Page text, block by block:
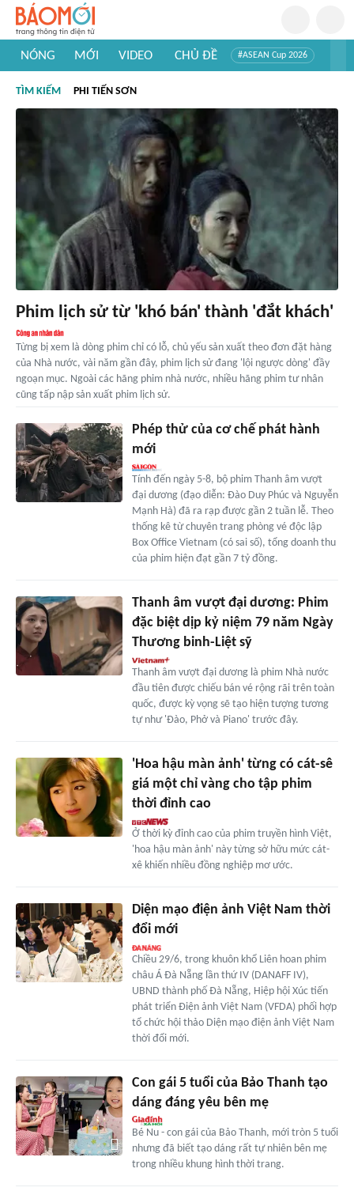
NÓNG MỚI VIDEO CHỦ ĐỀ #ASEAN Cup 2026
#Khám phá thế giới
TÌM KIẾM PHI TIẾN SƠN
Phim lịch sử từ 'khó bán' thành 'đắt khách'
Từng bị xem là dòng phim chỉ có lỗ, chủ yếu sản xuất theo đơn đặt hàng
của Nhà nước, vài năm gần đây, phim lịch sử đang 'lội ngược dòng' đầy
ngoạn mục. Ngoài các hãng phim nhà nước, nhiều hãng phim tư nhân
cũng tấp nập sản xuất phim lịch sử.
Phép thử của cơ chế phát hành
mới
Tính đến ngày 5-8, bộ phim Thanh âm vượt
đại dương (đạo diễn: Đào Duy Phúc và Nguyễn
Mạnh Hà) đã ra rạp được gần 2 tuần lễ. Theo
thống kê từ chuyên trang phòng vé độc lập
Box Office Vietnam (có sai số), tổng doanh thu
của phim hiện đạt gần 7 tỷ đồng.
Thanh âm vượt đại dương: Phim
đặc biệt dịp kỷ niệm 79 năm Ngày
Thương binh-Liệt sỹ
Thanh âm vượt đại dương là phim Nhà nước
đầu tiên được chiếu bán vé rộng rãi trên toàn
quốc, được kỳ vọng sẽ tạo hiện tượng tương
tự như 'Đào, Phở và Piano' trước đây.
'Hoa hậu màn ảnh' từng có cát-sê
giá một chỉ vàng cho tập phim
thời đỉnh cao
Ở thời kỳ đỉnh cao của phim truyền hình Việt,
'hoa hậu màn ảnh' này từng sở hữu mức cát-
xê khiến nhiều đồng nghiệp mơ ước.
Diện mạo điện ảnh Việt Nam thời
đổi mới
Chiều 29/6, trong khuôn khổ Liên hoan phim
châu Á Đà Nẵng lần thứ IV (DANAFF IV),
UBND thành phố Đà Nẵng, Hiệp hội Xúc tiến
phát triển Điện ảnh Việt Nam (VFDA) phối hợp
tổ chức hội thảo Diện mạo điện ảnh Việt Nam
thời đổi mới.
Con gái 5 tuổi của Bảo Thanh tạo
dáng đáng yêu bên mẹ
Bé Nu - con gái của Bảo Thanh, mới tròn 5 tuổi
nhưng đã biết tạo dáng rất tự nhiên bên mẹ
trong nhiều khung hình thời trang.